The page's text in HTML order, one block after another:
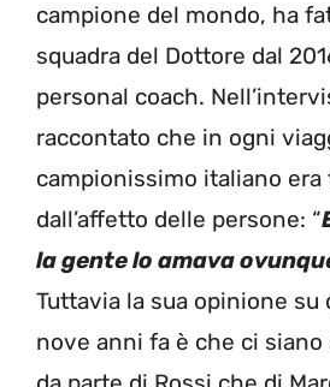
campione del mondo, ha
squadra del Dottore dal
personal coach.
raccontato che in ogni
campionissimo italiano era
dall’affetto delle persone: “
la gente lo amava
Tuttavia la sua opinione su
nove anni fa è che ci